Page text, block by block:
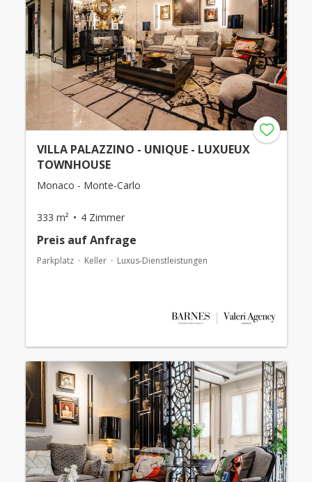
VILLA PALAZZINO - UNIQUE - LUXUEUX
TOWNHOUSE
Monaco - Monte-Carlo
333 m² 4 Zimmer
Preis auf Anfrage
Parkplatz Keller Luxus-Dienstleistungen